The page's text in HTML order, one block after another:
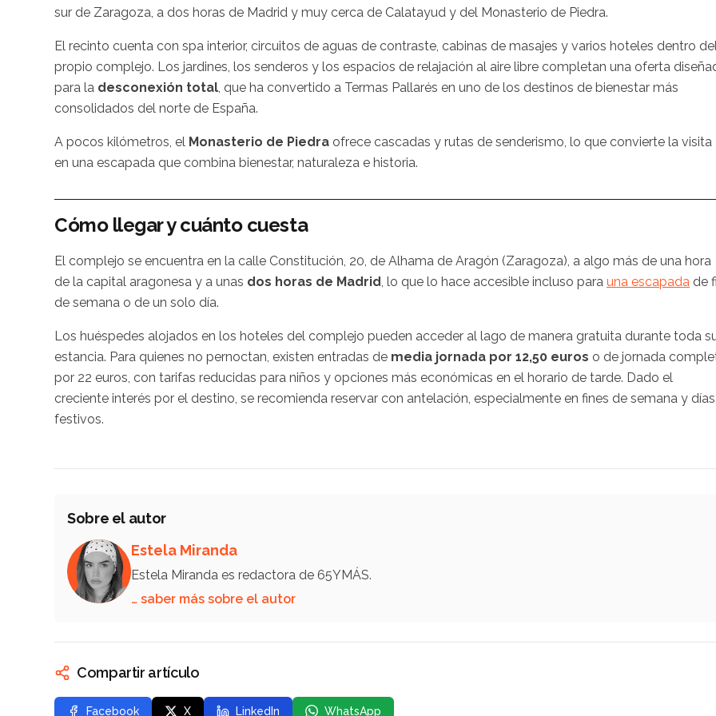
sur de Zaragoza, a dos horas de Madrid y muy cerca de Calatayud y del Monasterio de Piedra.
El recinto cuenta con spa interior, circuitos de aguas de contraste, cabinas de masajes y varios hoteles dentro del
propio complejo. Los jardines, los senderos y los espacios de relajación al aire libre completan una oferta
para la desconexión total , que ha convertido a Termas Pallarés en uno de los destinos de bienestar más
consolidados del norte de España.
A pocos kilómetros, el Monasterio de Piedra ofrece cascadas y rutas de senderismo, lo que convierte la visita
en una escapada que combina bienestar, naturaleza e historia.
Cómo llegar y cuánto cuesta
El complejo se encuentra en la calle Constitución, 20, de Alhama de Aragón (Zaragoza), a algo más de una hora
de la capital aragonesa y a unas dos horas de Madrid , lo que lo hace accesible incluso para una escapada de
de semana o de un solo día.
Los huéspedes alojados en los hoteles del complejo pueden acceder al lago de manera gratuita durante toda
estancia. Para quienes no pernoctan, existen entradas de media jornada por 12,50 euros o de jornada
por 22 euros, con tarifas reducidas para niños y opciones más económicas en el horario de tarde. Dado el
creciente interés por el destino, se recomienda reservar con antelación, especialmente en fines de semana y días
festivos.
Sobre el autor
Estela Miranda
Estela Miranda es redactora de 65YMÁS.
… saber más sobre el autor
Compartir artículo
Facebook X LinkedIn WhatsApp